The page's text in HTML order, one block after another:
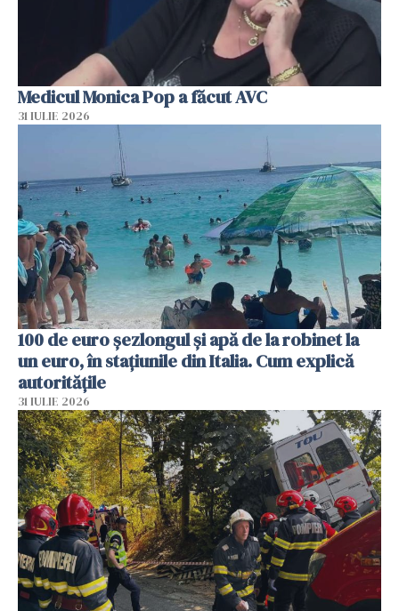
Medicul Monica Pop a făcut AVC
31 IULIE 2026
100 de euro șezlongul și apă de la robinet la
un euro, în stațiunile din Italia. Cum explică
autoritățile
31 IULIE 2026